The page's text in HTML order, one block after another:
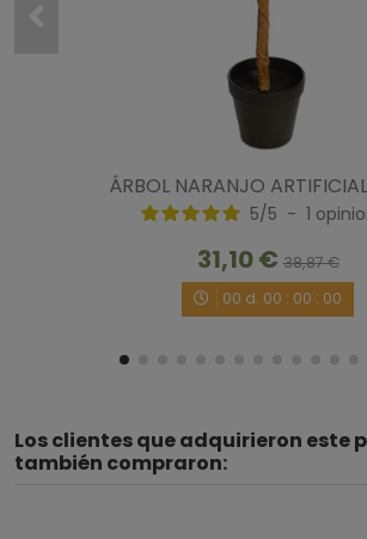
ÁRBOL NARANJO
5/5 - 1
31,10 €38,87 €
00 d. 00 : 00 : 00
Los clientes que adquirieron este
también compraron: